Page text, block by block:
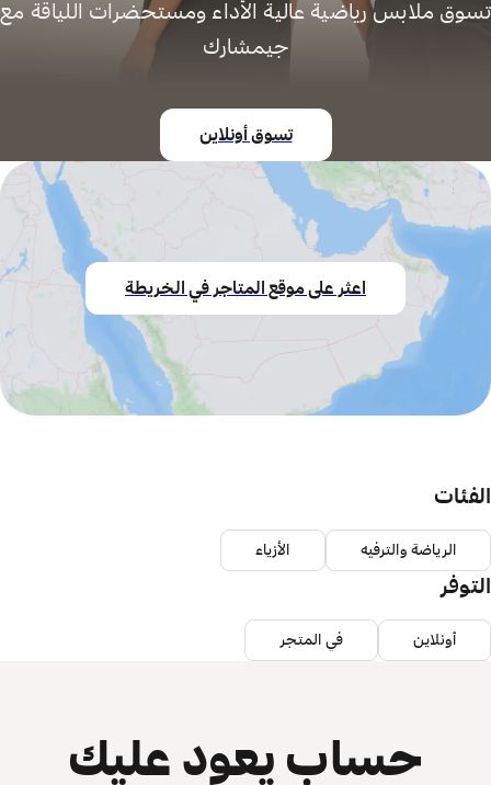
تسوق ملابس رياضية عالية الأداء ومستحضرات اللياقة مع
جيمشارك
تسوق أونلاين
اعثر على موقع المتاجر في الخريطة
الفئات
الرياضة والترفيه الأزياء
التوفر
أونلاين في المتجر
حساب يعود عليك